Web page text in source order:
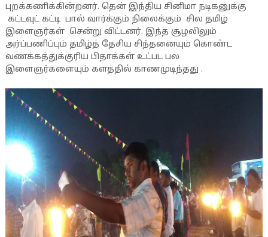
புறக்கணிக்கின்றனர். தென் இந்திய சினிமா நடிகனுக்கு
கட்டவுட் கட்டி பால் வார்க்கும் நிலைக்கும் சில தமிழ்
இளைஞர்கள் சென்று விட்டனர். இந்த சூழலிலும்
அர்ப்பணிப்பும் தமிழ்த் தேசிய சிந்தனையும் கொண்ட
வணக்கத்துக்குரிய பிதாக்கள் உட்பட பல
இளைஞர்களையும் களத்தில் காணமுடிந்தது .